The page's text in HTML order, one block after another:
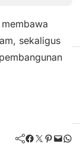
sekaligus
Facebook Twitter Pinterest Mail WhatsApp